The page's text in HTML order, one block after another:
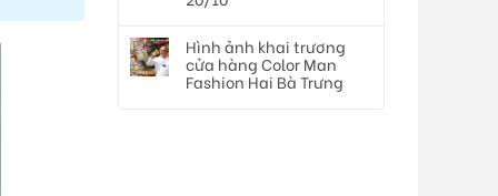
Hình ảnh khai trương
cửa hàng Color Man
Fashion Hai Bà Trưng